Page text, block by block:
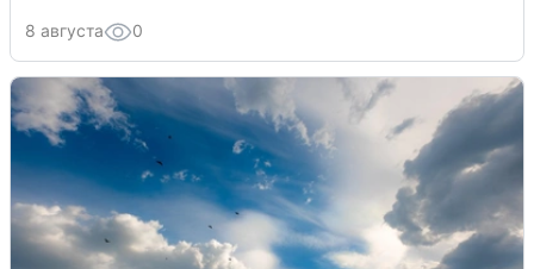
8 августа 0